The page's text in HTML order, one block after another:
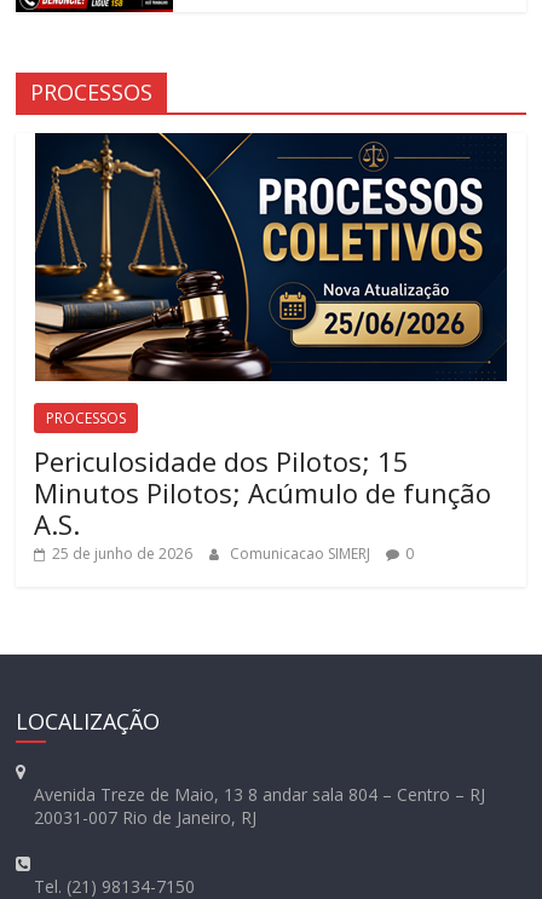
metroviários(as)
do
Rio
Janeiro.
PROCESSOS
PROCESSOS
Periculosidade dos Pilotos; 15
Minutos Pilotos; Acúmulo de função
A.S.
25 de junho de 2026 Comunicacao SIMERJ 0
LOCALIZAÇÃO
Avenida Treze de Maio, 13 8 andar sala 804 – Centro – RJ
20031-007 Rio de Janeiro, RJ
Tel. (21) 98134-7150